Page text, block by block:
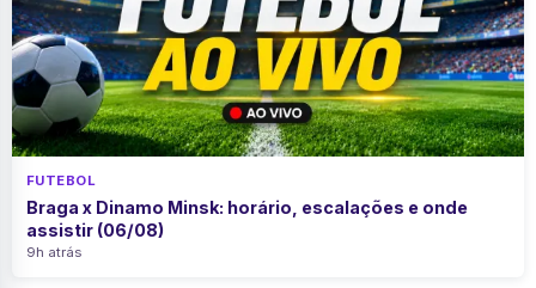
FUTEBOL
Braga x Dinamo Minsk: horário, escalações e onde
assistir (06/08)
9h atrás